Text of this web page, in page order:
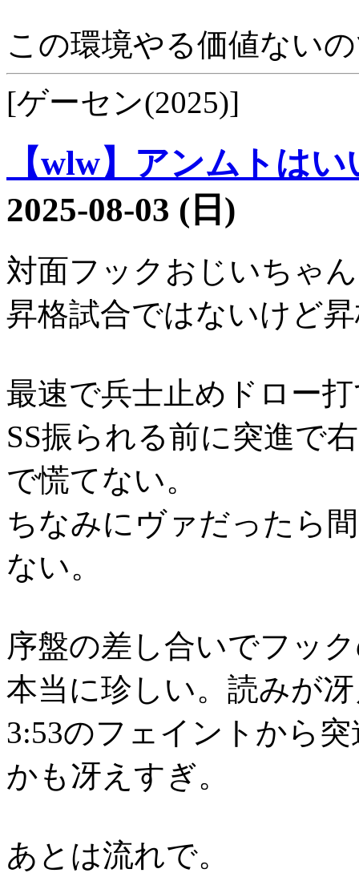
この環境やる価値ない
[ゲーセン(2025)]
【wlw】アンムトは
2025-08-03 (日)
対面フックおじいちゃ
昇格試合ではないけど
最速で兵士止めドロー
SS振られる前に突進で
で慌てない。
ちなみにヴァだったら
ない。
序盤の差し合いでフッ
本当に珍しい。読みが
3:53のフェイントから
かも冴えすぎ。
あとは流れで。